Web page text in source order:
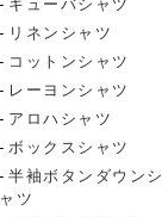
キューバシャツ
リネンシャツ
コットンシャツ
レーヨンシャツ
アロハシャツ
ボックスシャツ
半袖ボタンダウンシ
ャツ